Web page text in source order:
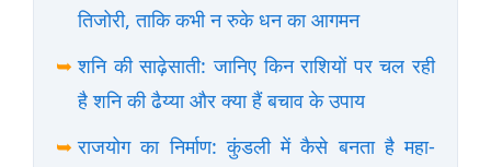
तिजोरी, ताकि कभी न रुके धन का आगमन
➥ शनि की साढ़ेसाती: जानिए किन राशियों पर चल रही
है शनि की ढैय्या और क्या हैं बचाव के उपाय
➥ राजयोग का निर्माण: कुंडली में कैसे बनता है महा-